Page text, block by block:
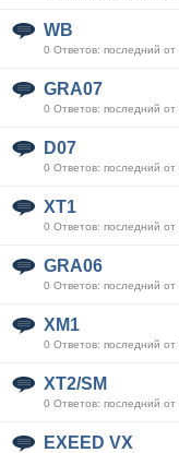
WB
0 Ответов: последний
GRA07
0 Ответов: последний
D07
0 Ответов: последний
XT1
0 Ответов: последний
GRA06
0 Ответов: последний
XM1
0 Ответов: последний
XT2/SM
0 Ответов: последний
EXEED VX